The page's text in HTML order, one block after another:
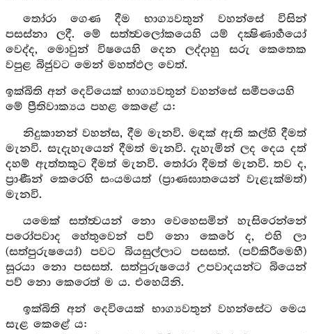
තෝරා ගෙණ දීම භාග්‍යවතුන් වහන්සේ විසින්
පසස්නා ලදී. මේ සත්ත්‍වලෝකයෙහි යම් දක්‍ෂිණාර්‍හයෝ
වෙද්ද, මොවුන් විෂයෙහි දෙන ලද්දාහු සරු කෙතෙක
වපුළ බිජුවට මෙන් මහත්ඵල වෙත්.
ඉක්බිති අන් දෙවියෙක් භාග්‍යවතුන් වහන්සේ සමීපයෙහි
මේ ප්‍රීතිවාක්‍යය පහළ කෙළේ ය:
නිදුකානන් වහන්ස, දීම මැනවි. මඳක් ඇති කල්හි දීමත්
මැනවි. සැදැහැයෙන් දීමත් මැනවි. දැහැමින් ලද දෙය දත්
දහම් ඇත්තකුට දීමත් මැනවි. තෝරා දීමත් මැනවි. තව ද,
ප්‍රාණීන් කෙරෙහි සංයමයත් (ප්‍රාණඝාතයෙන් වැළැක්මත්)
මැනවි.
යමෙක් සත්ත්‍වයන් නො වෙහෙසමින් හැසිරෙන්නේ
පරෝපවාද හේතුවෙන් පව් නො කෙරේ ද, එහි ලා
(සත්පුරුෂයෝ) පවට බියසුල්ලාට පසසත්. (පව්කිරීමෙහී)
සූරයා නො පසසත්. සත්පුරුෂයෝ උපවාදයන්ට බියෙන්
පව් නො කෙරෙත් ම ය. එහෙයිනි.
ඉක්බිති අන් දෙවියෙක් භාග්‍යවතුන් වහන්සේට මෙය
සැළ කෙළේ ය: